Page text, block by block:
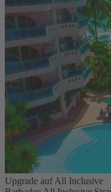
Upgrade auf All Inclusive